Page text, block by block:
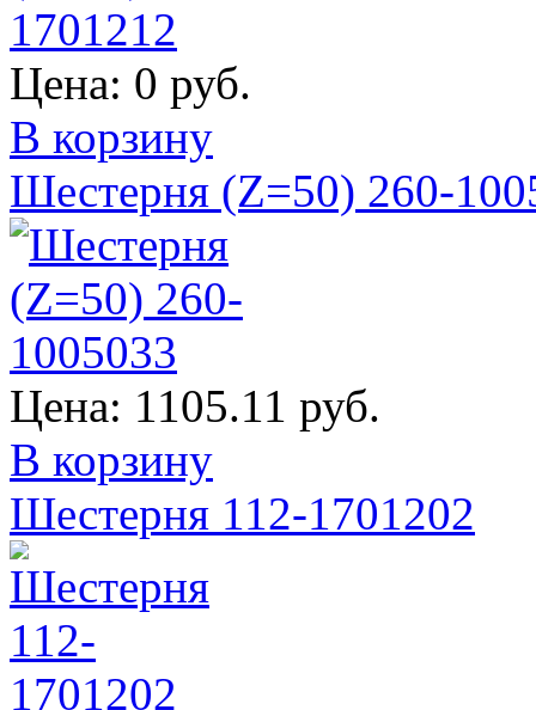
Цена: 0 руб.
В корзину
Шестерня (Z=50) 260-
Цена: 1105.11 руб.
В корзину
Шестерня 112-1701202